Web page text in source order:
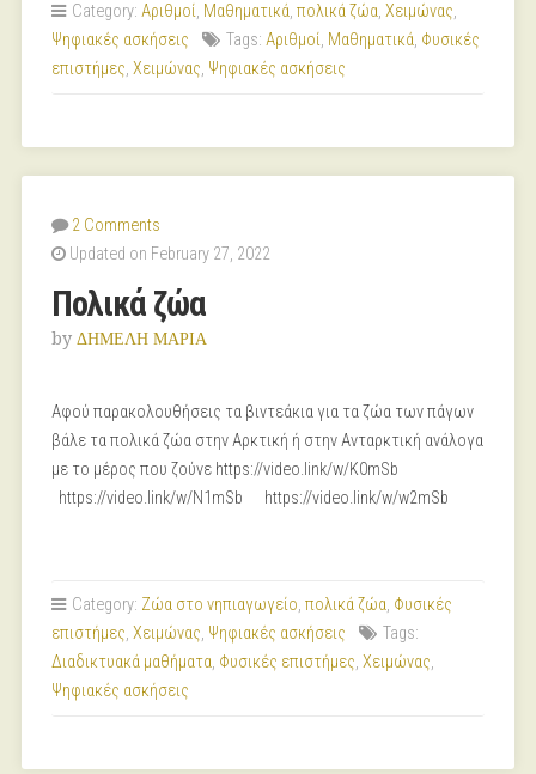
Category: Αριθμοί, Μαθηματικά, πολικά ζώα, Χειμώνας,
Ψηφιακές ασκήσεις
Tags: Αριθμοί, Μαθηματικά, Φυσικές
επιστήμες, Χειμώνας, Ψηφιακές ασκήσεις
2 Comments
Updated on February 27, 2022
Πολικά ζώα
by ΔΗΜΕΛΗ ΜΑΡΙΑ
Αφού παρακολουθήσεις τα βιντεάκια για τα ζώα των πάγων
βάλε τα πολικά ζώα στην Αρκτική ή στην Ανταρκτική ανάλογα
με το μέρος που ζούνε https://video.link/w/K0mSb
https://video.link/w/N1mSb https://video.link/w/w2mSb
Category: Ζώα στο νηπιαγωγείο, πολικά ζώα, Φυσικές
επιστήμες, Χειμώνας, Ψηφιακές ασκήσεις
Tags:
Διαδικτυακά μαθήματα, Φυσικές επιστήμες, Χειμώνας,
Ψηφιακές ασκήσεις